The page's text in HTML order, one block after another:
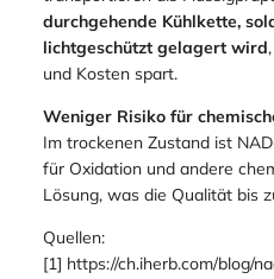
Darreichungsformen nicht
Transport und Lagerung
transportieren als
durchgehende Kühlkette,
lichtgeschützt gelagert wird
und Kosten spart.
Weniger Risiko für
Im trockenen Zustand ist